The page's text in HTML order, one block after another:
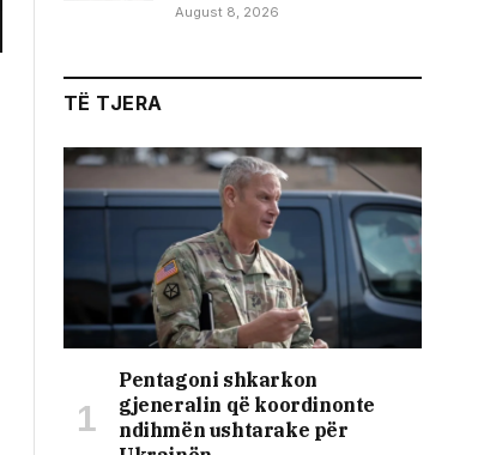
August 8, 2026
TË TJERA
Pentagoni shkarkon
gjeneralin që koordinonte
ndihmën ushtarake për